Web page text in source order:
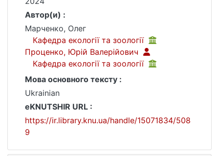
Автор(и) :
Марченко, Олег
Кафедра екології та зоології
Проценко, Юрій Валерійович
Кафедра екології та зоології
Мова основного тексту :
Ukrainian
eKNUTSHIR URL :
https://ir.library.knu.ua/handle/15071834/508
9